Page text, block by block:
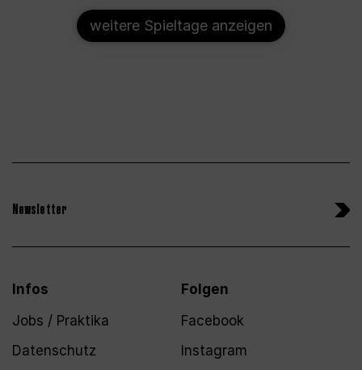
weitere Spieltage anzeigen
Newsletter
Infos
Jobs / Praktika
Datenschutz
Folgen
Facebook
Instagram